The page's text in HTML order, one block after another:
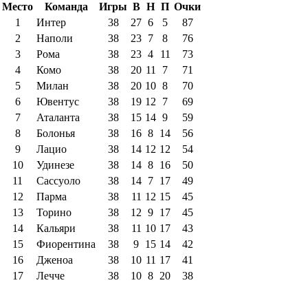
Место Команда Игры В Н П Очки
1
Интер 38 27 6 5
87
2
Наполи 38 23 7 8
76
3
Рома 38 23 4 11
73
4
Комо 38 20 11 7
71
5
Милан 38 20 10 8
70
6
Ювентус 38 19 12 7
69
7
Аталанта 38 15 14 9
59
8
Болонья 38 16 8 14
56
9
Лацио 38 14 12 12
54
10
Удинезе 38 14 8 16
50
11
Сассуоло 38 14 7 17
49
12
Парма 38 11 12 15
45
13
Торино 38 12 9 17
45
14
Кальяри 38 11 10 17
43
15
Фиорентина 38 9 15 14
42
16
Дженоа 38 10 11 17
41
17
Лечче 38 10 8 20
38